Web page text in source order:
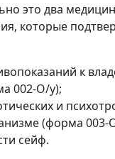
это два
которые
к
002-О/у);
и
(форма 003-
сейф.